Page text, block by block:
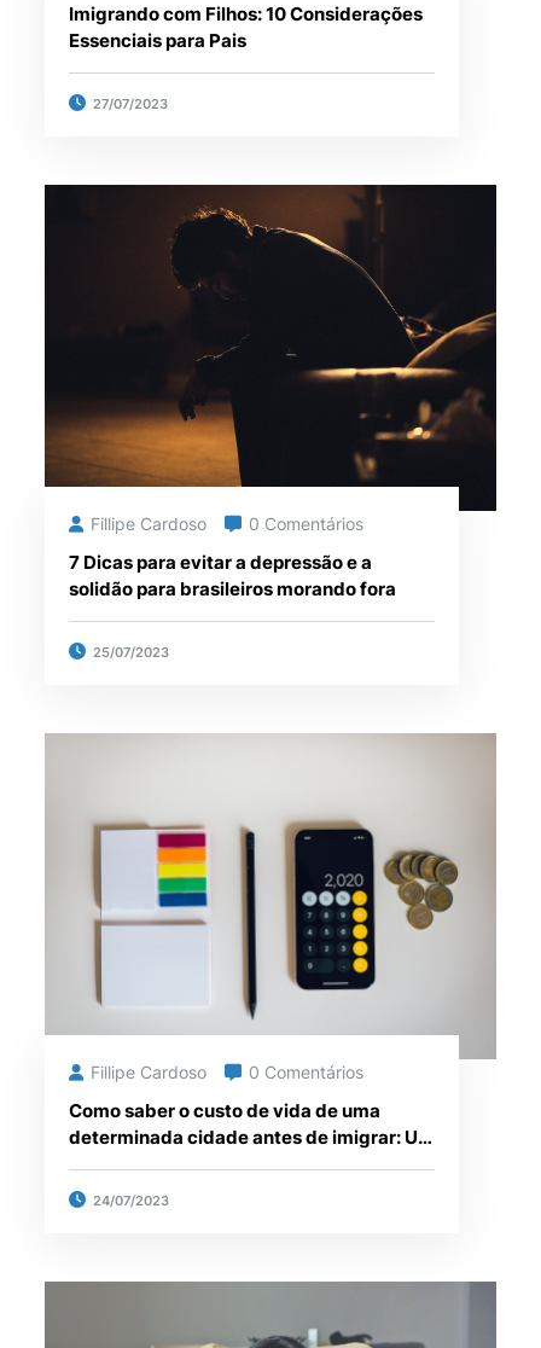
Imigrando com Filhos: 10 Considerações
Essenciais para Pais
27/07/2023
Fillipe Cardoso 0 Comentários
7 Dicas para evitar a depressão e a
solidão para brasileiros morando fora
25/07/2023
Fillipe Cardoso 0 Comentários
Como saber o custo de vida de uma
determinada cidade antes de imigrar: Um
24/07/2023